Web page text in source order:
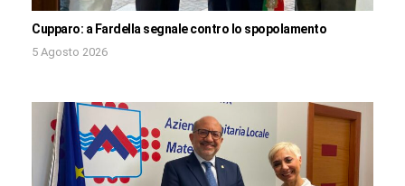
Cupparo: a Fardella segnale contro lo spopolamento
5 Agosto 2026